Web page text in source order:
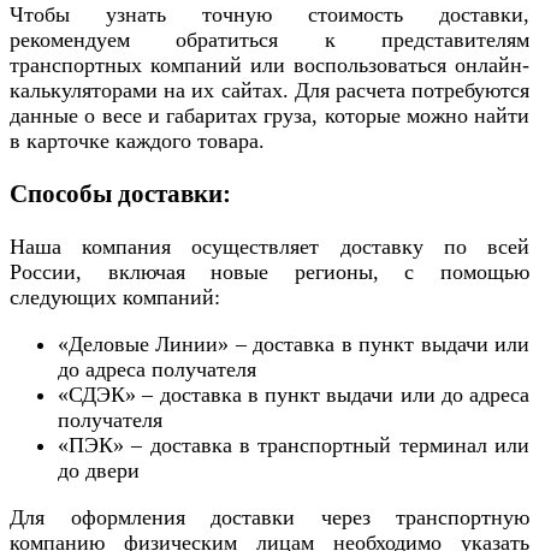
Чтобы узнать точную стоимость доставки,
рекомендуем обратиться к представителям
транспортных компаний или воспользоваться онлайн-
калькуляторами на их сайтах. Для расчета потребуются
данные о весе и габаритах груза, которые можно найти
в карточке каждого товара.
Способы доставки:
Наша компания осуществляет доставку по всей
России, включая новые регионы, с помощью
следующих компаний:
«Деловые Линии» – доставка в пункт выдачи или
до адреса получателя
«СДЭК» – доставка в пункт выдачи или до адреса
получателя
«ПЭК» – доставка в транспортный терминал или
до двери
Для оформления доставки через транспортную
компанию физическим лицам необходимо указать